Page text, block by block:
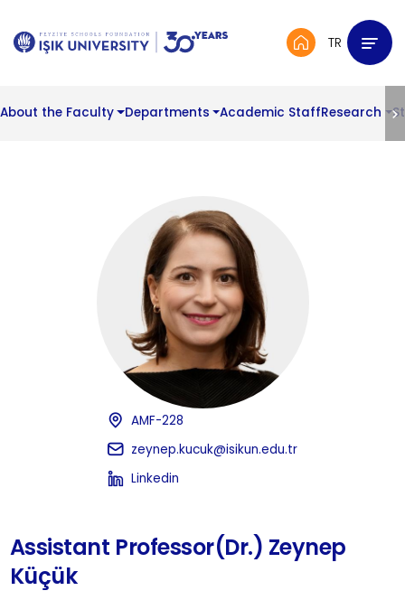
TR
About the Faculty Departments Academic StaffResearch
AMF-228
zeynep.kucuk@isikun.edu.tr
Linkedin
Assistant Professor(Dr.) Zeynep
Küçük